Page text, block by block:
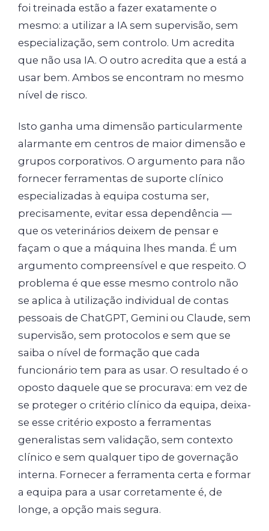
foi treinada estão a fazer exatamente o
mesmo: a utilizar a IA sem supervisão, sem
especialização, sem controlo. Um acredita
que não usa IA. O outro acredita que a está a
usar bem. Ambos se encontram no mesmo
nível de risco.
Isto ganha uma dimensão particularmente
alarmante em centros de maior dimensão e
grupos corporativos. O argumento para não
fornecer ferramentas de suporte clínico
especializadas à equipa costuma ser,
precisamente, evitar essa dependência —
que os veterinários deixem de pensar e
façam o que a máquina lhes manda. É um
argumento compreensível e que respeito. O
problema é que esse mesmo controlo não
se aplica à utilização individual de contas
pessoais de ChatGPT, Gemini ou Claude, sem
supervisão, sem protocolos e sem que se
saiba o nível de formação que cada
funcionário tem para as usar. O resultado é o
oposto daquele que se procurava: em vez de
se proteger o critério clínico da equipa, deixa-
se esse critério exposto a ferramentas
generalistas sem validação, sem contexto
clínico e sem qualquer tipo de governação
interna. Fornecer a ferramenta certa e formar
a equipa para a usar corretamente é, de
longe, a opção mais segura.